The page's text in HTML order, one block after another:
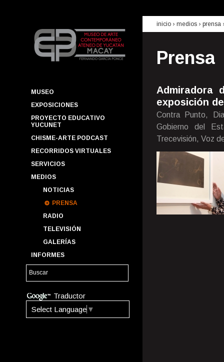
MUSEO
EXPOSICIONES
PROYECTO EDUCATIVO
YUCUNET
CHISME-ARTE PODCAST
RECORRIDOS VIRTUALES
SERVICIOS
MEDIOS
NOTICIAS
PRENSA
RADIO
TELEVISIÓN
GALERÍAS
INFORMES
Traductor
Select Language ▼
inicio › medios › prensa
Prensa
Admiradora
exposición
Contra Punto,
Gobierno del
Trecevisión, Voz